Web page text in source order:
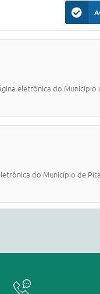
eletrônica do Município
do Município de